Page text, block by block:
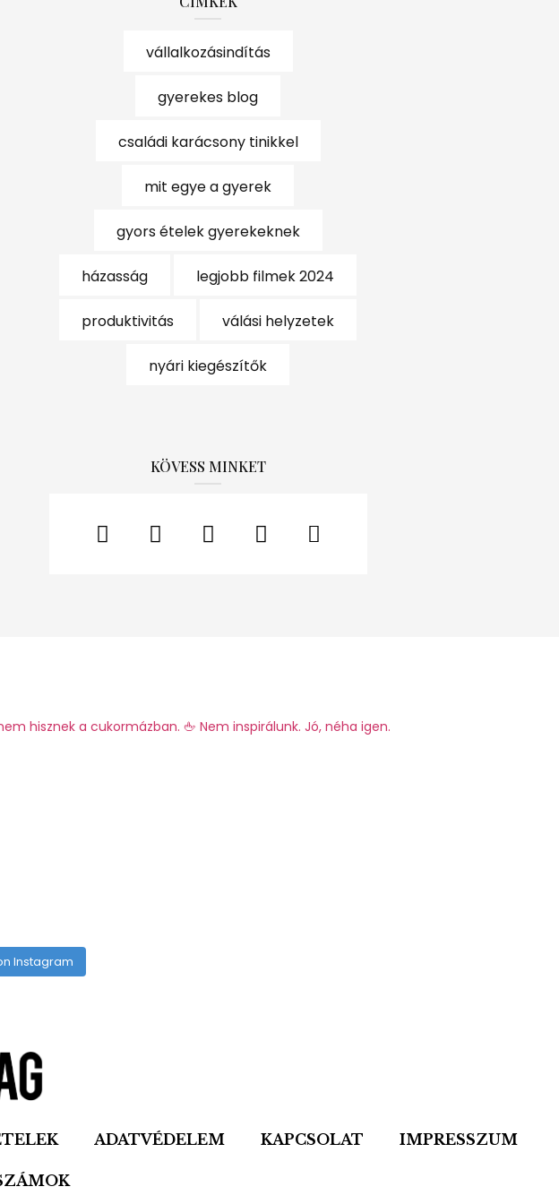
vállalkozásindítás
gyerekes blog
családi karácsony tinikkel
mit egye a gyerek
gyors ételek gyerekeknek
házasság legjobb filmek 2024
produktivitás válási helyzetek
nyári kiegészítők
KÖVESS MINKET
hisznek a cukormázban. 🖕 Nem inspirálunk. Jó, néha igen.
Instagram
ADATVÉDELEM KAPCSOLAT IMPRESSZUM